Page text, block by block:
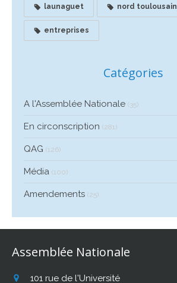
launaguet nord toulousain
entreprises
Catégories
A l'Assemblée Nationale (35)
En circonscription (281)
QAG (126)
Média (100)
Amendements (25)
Assemblée Nationale
101 rue de l'Université